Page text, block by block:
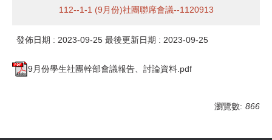
112--1-1 (9月份)社團聯席會議--1120913
發佈日期 : 2023-09-25 最後更新日期 : 2023-09-25
9月份學生社團幹部會議報告、討論資料.pdf
瀏覽數: 866